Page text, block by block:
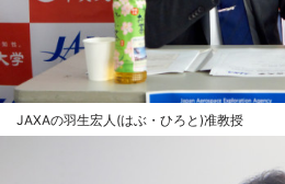
JAXAの羽生宏人(はぶ・ひろと)准教授